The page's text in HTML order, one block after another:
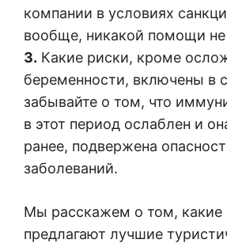
компании в условиях
вообще, никакой помощи
3. Какие риски, кроме
беременности, включены в
забывайте о том, что
в этот период ослаблен и
ранее, подвержена
заболеваний.
Мы расскажем о том, какие
предлагают лучшие